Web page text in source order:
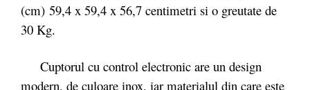
(cm) 59,4 x 59,4 x 56,7 centimetri si o greutate de
30 Kg.
Cuptorul cu control electronic are un design
modern, de culoare inox, iar materialul din care este